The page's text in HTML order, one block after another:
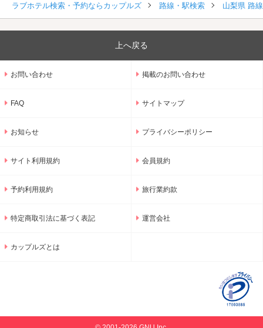
ラブホテル検索・予約ならカップルズ 路線・駅検索 山梨県 路
上へ戻る
お問い合わせ 掲載のお問い合わせ
FAQ サイトマップ
お知らせ プライバシーポリシー
サイト利用規約 会員規約
予約利用規約 旅行業約款
特定商取引法に基づく表記 運営会社
カップルズとは